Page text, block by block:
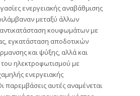
ενεργειακής αναβάθμισης
μεταξύ άλλων
κουφωμάτων με
εγκατάσταση αποδοτικών
και ψύξης, αλλά και
ηλεκτροφωτισμού με
ενεργειακής
παρεμβάσεις αυτές αναμένεται